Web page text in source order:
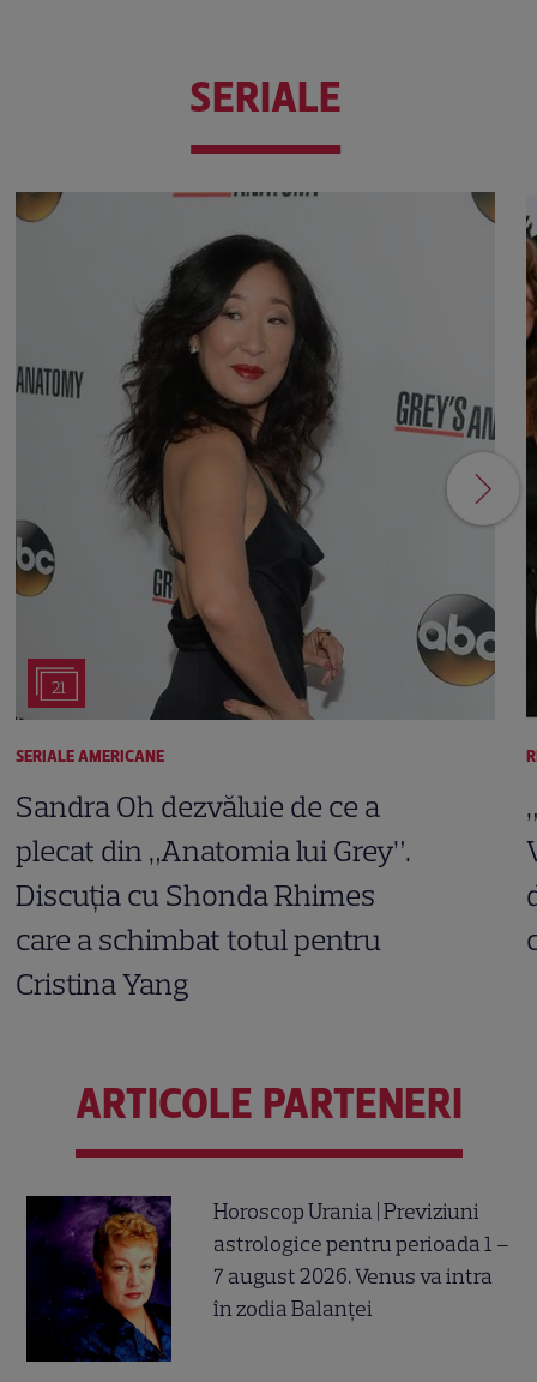
SERIALE
21
SERIALE AMERICANE
Sandra Oh dezvăluie de ce a
plecat din „Anatomia lui Grey”.
Discuția cu Shonda Rhimes
care a schimbat totul pentru
Cristina Yang
ARTICOLE PARTENERI
Horoscop Urania | Previziuni
astrologice pentru perioada 1 –
7 august 2026. Venus va intra
în zodia Balanței